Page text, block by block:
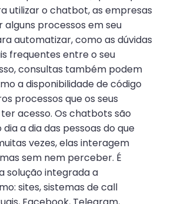
utilizar o chatbot, as empresas
processos em seu
automatizar, como as dúvidas
frequentes entre o seu
consultas também podem
a disponibilidade de código
processos que os seus
acesso. Os chatbots são
a dia das pessoas do que
vezes, elas interagem
sem nem perceber. É
solução integrada a
sites, sistemas de call